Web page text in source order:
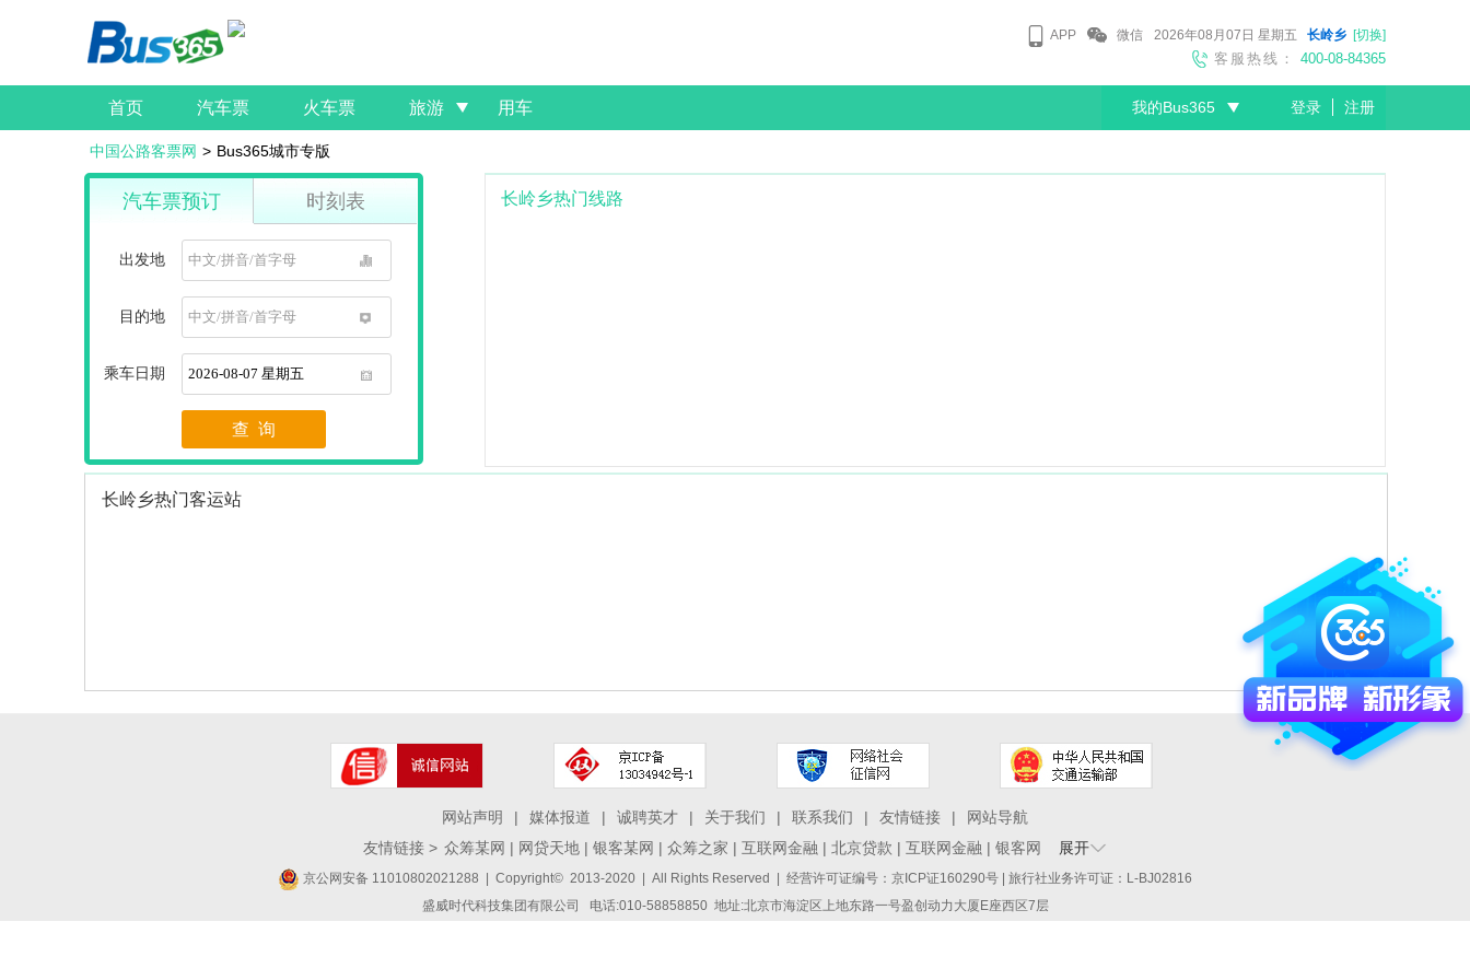
APP 微信 2026年08月07日 星期五 长岭乡 [切换]
客服热线： 400-08-84365
首页 汽车票 火车票 旅游 用车 我的Bus365 登录 注册
中国公路客票网 > Bus365城市专版
汽车票预订 时刻表
出发地
目的地
1
乘车日期
1
查 询
长岭乡热门线路
长岭乡热门客运站
网站声明 | 媒体报道 | 诚聘英才 | 关于我们 | 联系我们 | 友情链接 |
网站导航
友情链接 > 众筹某网 | 网贷天地 | 银客某网 | 众筹之家 | 互联网金融 | 北京贷款 | 互联网金融 | 银客网 展开
京公网安备 11010802021288 | Copyright© 2013-2020 | All Rights Reserved | 经营许可证编号：京ICP证160290号 | 旅行社业务许可证：L-BJ02816
盛威时代科技集团有限公司 电话:010-58858850 地址:北京市海淀区上地东路一号盈创动力大厦E座西区7层